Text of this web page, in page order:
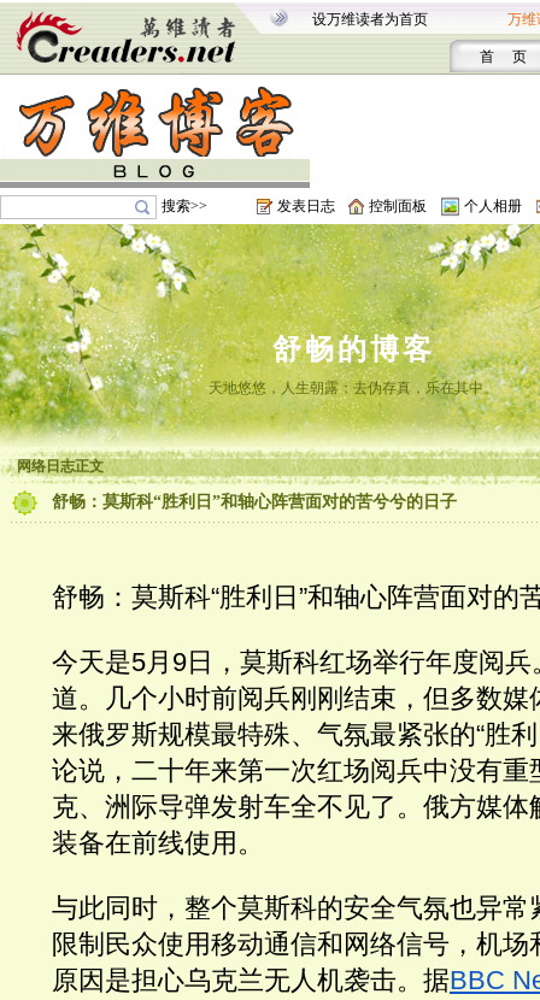
设万维读者为首页 万维
首 页
搜索>> 发表日志 控制面板 个人相册
舒畅的博客
天地悠悠，人生朝露；去伪存真，乐在其中。
网络日志正文
舒畅：莫斯科“胜利日”和轴心阵营面对的苦兮兮的日子
舒畅：莫斯科“胜利日”和轴心阵营面对的
今天是5月9日，莫斯科红场举行年度阅
道。几个小时前阅兵刚刚结束，但多数媒
来俄罗斯规模最特殊、气氛最紧张的“胜
论说，二十年来第一次红场阅兵中没有重
克、洲际导弹发射车全不见了。俄方媒体
装备在前线使用。
与此同时，整个莫斯科的安全气氛也异常
限制民众使用移动通信和网络信号，机场
原因是担心乌克兰无人机袭击。据BBC